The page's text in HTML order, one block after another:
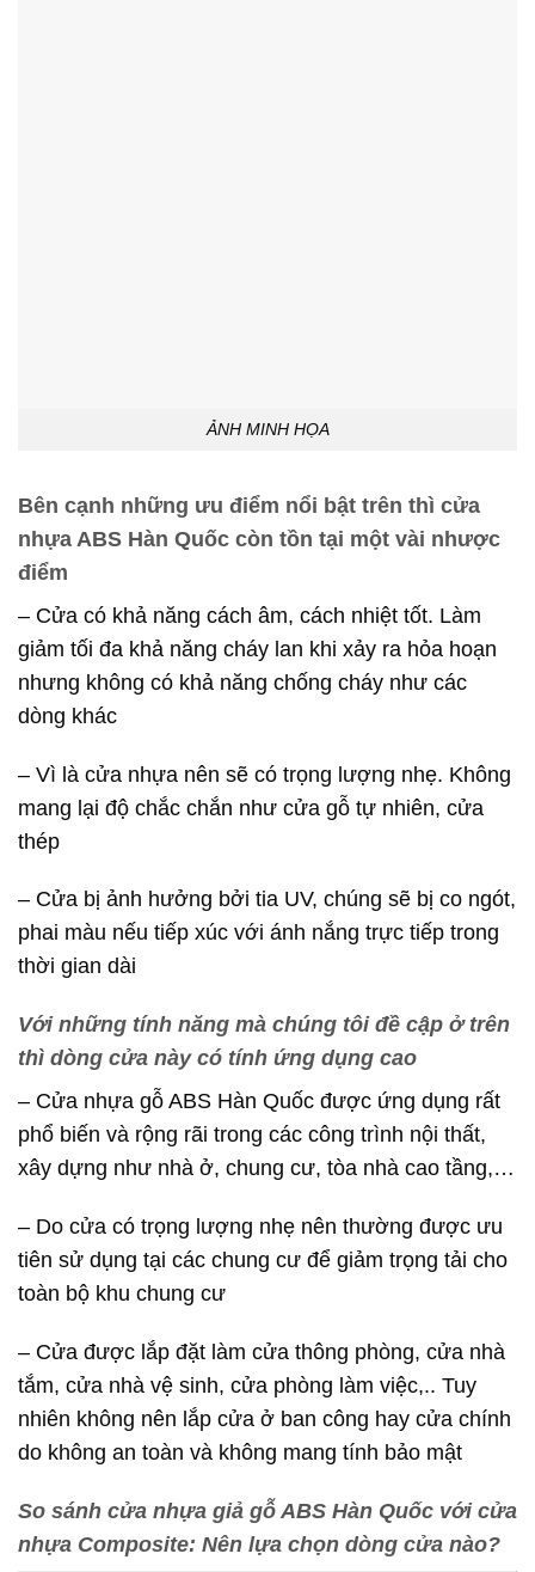
ẢNH MINH HỌA
Bên cạnh những ưu điểm nổi bật trên thì cửa
nhựa ABS Hàn Quốc còn tồn tại một vài nhược
điểm
– Cửa có khả năng cách âm, cách nhiệt tốt. Làm
giảm tối đa khả năng cháy lan khi xảy ra hỏa hoạn
nhưng không có khả năng chống cháy như các
dòng khác
– Vì là cửa nhựa nên sẽ có trọng lượng nhẹ. Không
mang lại độ chắc chắn như cửa gỗ tự nhiên, cửa
thép
– Cửa bị ảnh hưởng bởi tia UV, chúng sẽ bị co ngót,
phai màu nếu tiếp xúc với ánh nắng trực tiếp trong
thời gian dài
Với những tính năng mà chúng tôi đề cập ở trên
thì dòng cửa này có tính ứng dụng cao
– Cửa nhựa gỗ ABS Hàn Quốc được ứng dụng rất
phổ biến và rộng rãi trong các công trình nội thất,
xây dựng như nhà ở, chung cư, tòa nhà cao tầng,…
– Do cửa có trọng lượng nhẹ nên thường được ưu
tiên sử dụng tại các chung cư để giảm trọng tải cho
toàn bộ khu chung cư
– Cửa được lắp đặt làm cửa thông phòng, cửa nhà
tắm, cửa nhà vệ sinh, cửa phòng làm việc,.. Tuy
nhiên không nên lắp cửa ở ban công hay cửa chính
do không an toàn và không mang tính bảo mật
So sánh cửa nhựa giả gỗ ABS Hàn Quốc với cửa
nhựa Composite: Nên lựa chọn dòng cửa nào?